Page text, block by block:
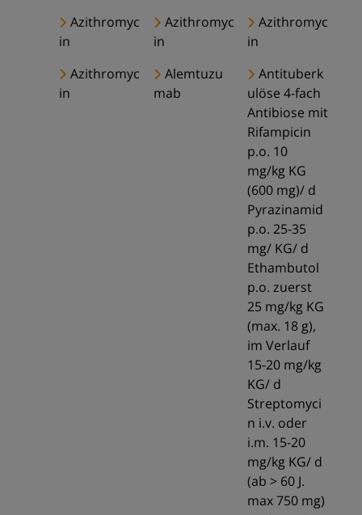
Azithromyc
in
Azithromyc
in
Azithromyc
in
Azithromyc
in
Alemtuzu
mab
Antituberk
ulöse 4-fach
Antibiose mit
Rifampicin
p.o. 10
mg/kg KG
(600 mg)/ d
Pyrazinamid
p.o. 25-35
mg/ KG/ d
Ethambutol
p.o. zuerst
25 mg/kg KG
(max. 18 g),
im Verlauf
15-20 mg/kg
KG/ d
Streptomyci
n i.v. oder
i.m. 15-20
mg/kg KG/ d
(ab > 60 J.
max 750 mg)